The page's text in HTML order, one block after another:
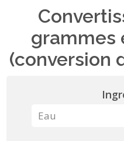
grammes
(conversion